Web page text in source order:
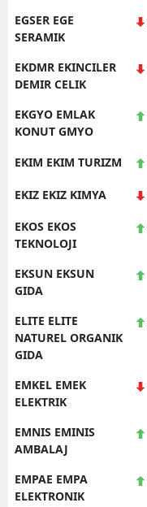
EGSER EGE
SERAMIK
EKDMR EKINCILER
DEMIR CELIK
EKGYO EMLAK
KONUT GMYO
EKIM EKIM TURIZM
EKIZ EKIZ KIMYA
EKOS EKOS
TEKNOLOJI
EKSUN EKSUN
GIDA
ELITE ELITE
NATUREL ORGANIK
GIDA
EMKEL EMEK
ELEKTRIK
EMNIS EMINIS
AMBALAJ
EMPAE EMPA
ELEKTRONIK